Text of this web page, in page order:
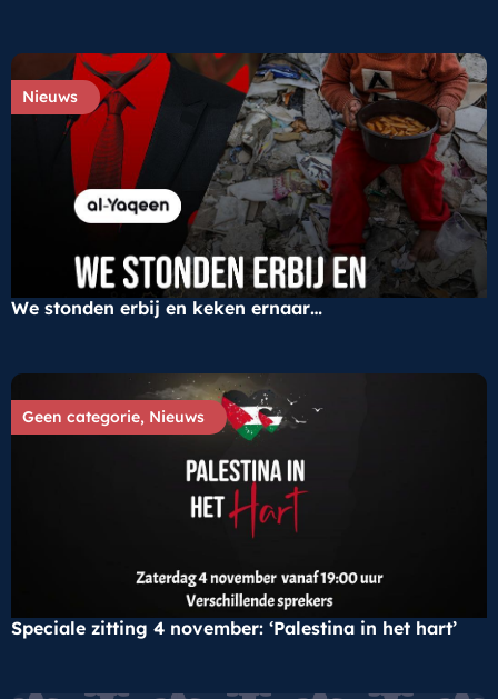
Nieuws
We stonden erbij en keken ernaar…
Geen categorie, Nieuws
Speciale zitting 4 november: ‘Palestina in het hart’